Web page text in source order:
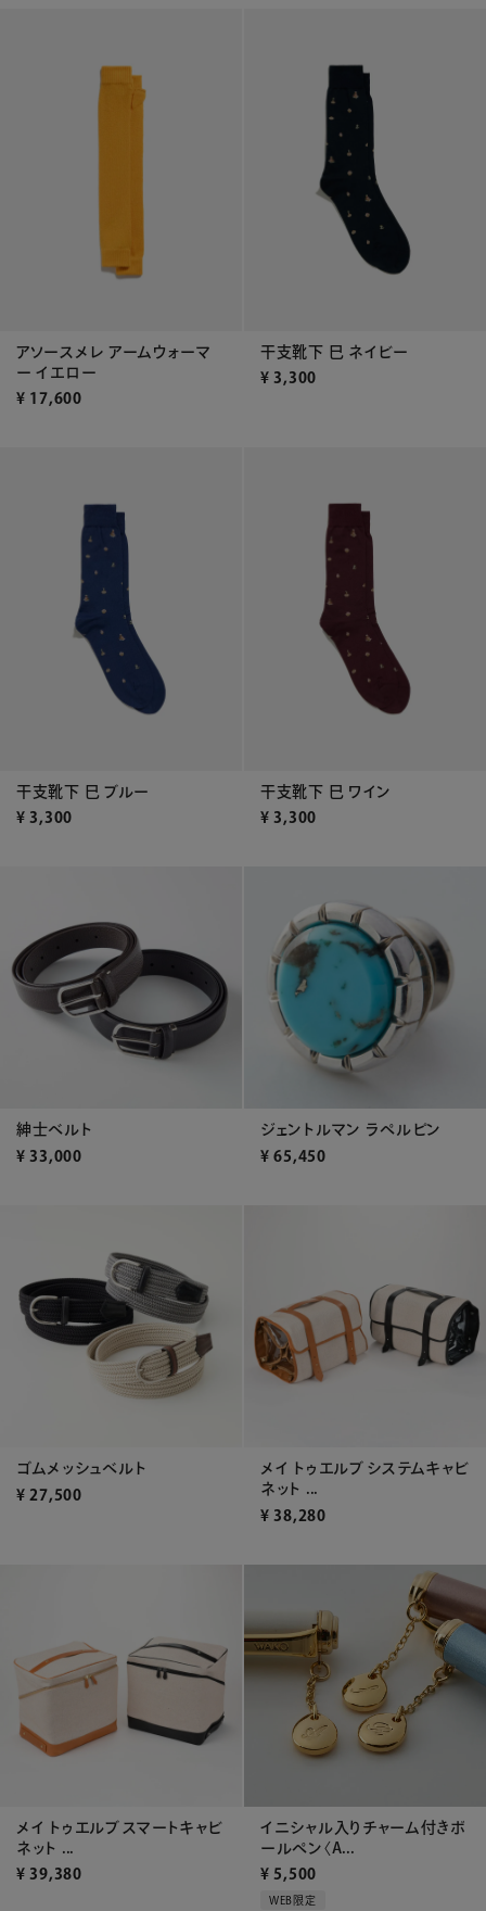
アソースメレ アームウォーマ
ー イエロー
¥ 17,600
干支靴下 巳 ネイビー
¥ 3,300
干支靴下 巳 ブルー
¥ 3,300
干支靴下 巳 ワイン
¥ 3,300
紳士ベルト
¥ 33,000
ジェントルマン ラペルピン
¥ 65,450
ゴムメッシュベルト
¥ 27,500
メイ トゥエルブ システムキャビ
ネット ...
¥ 38,280
メイ トゥエルブ スマートキャビ
ネット ...
¥ 39,380
イニシャル入りチャーム付きボ
ールペン〈A...
¥ 5,500
WEB限定